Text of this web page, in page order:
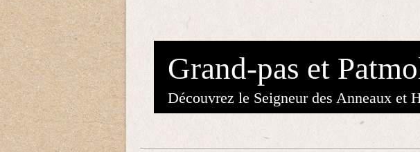
Grand-pas et
Découvrez le Seigneur des Anneaux et